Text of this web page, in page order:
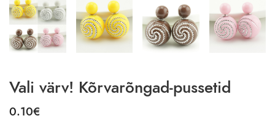
Vali värv! Kõrvarõngad-pussetid
0.10€